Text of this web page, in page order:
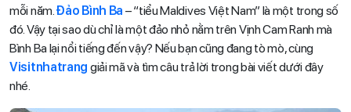
mỗi năm.Đảo Bình Ba – “tiểu Maldives Việt Nam” là một trong số
đó. Vậy tại sao dù chỉ là một đảo nhỏ nằm trên Vịnh Cam Ranh mà
Bình Ba lại nổi tiếng đến vậy? Nếu bạn cũng đang tò mò, cùng
Visitnhatrang giải mã và tìm câu trả lời trong bài viết dưới đây
nhé.